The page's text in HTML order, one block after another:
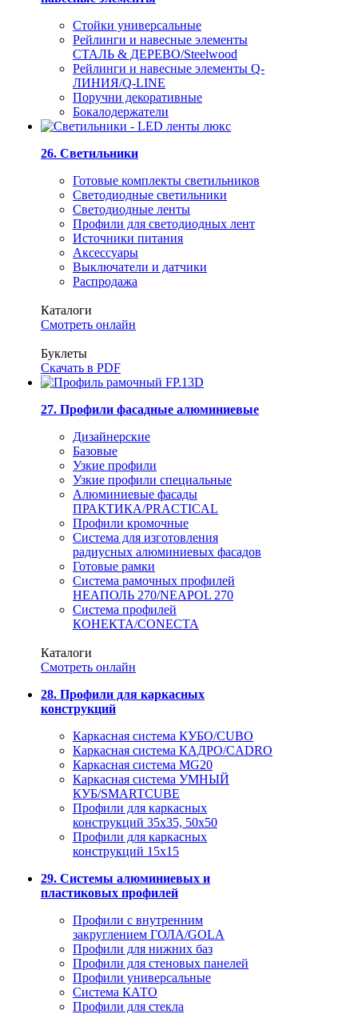
Стойки универсальные
Рейлинги и навесные элементы
СТАЛЬ & ДЕРЕВО/Steelwood
Рейлинги и навесные элементы Q-
ЛИНИЯ/Q-LINE
Поручни декоративные
Бокалодержатели
26. Светильники
Готовые комплекты светильников
Светодиодные светильники
Светодиодные ленты
Профили для светодиодных лент
Источники питания
Аксессуары
Выключатели и датчики
Распродажа
Каталоги
Смотреть онлайн
Буклеты
Скачать в PDF
27. Профили фасадные алюминиевые
Дизайнерские
Базовые
Узкие профили
Узкие профили специальные
Алюминиевые фасады
ПРАКТИКА/PRACTICAL
Профили кромочные
Система для изготовления
радиусных алюминиевых фасадов
Готовые рамки
Система рамочных профилей
НЕАПОЛЬ 270/NEAPOL 270
Система профилей
КОНЕКТА/CONECTA
Каталоги
Смотреть онлайн
28. Профили для каркасных
конструкций
Каркасная система КУБО/CUBO
Каркасная система КАДРО/CADRO
Каркасная система MG20
Каркасная система УМНЫЙ
КУБ/SMARTCUBE
Профили для каркасных
конструкций 35x35, 50x50
Профили для каркасных
конструкций 15х15
29. Системы алюминиевых и
пластиковых профилей
Профили с внутренним
закруглением ГОЛА/GOLA
Профили для нижних баз
Профили для стеновых панелей
Профили универсальные
Система КАТО
Профили для стекла